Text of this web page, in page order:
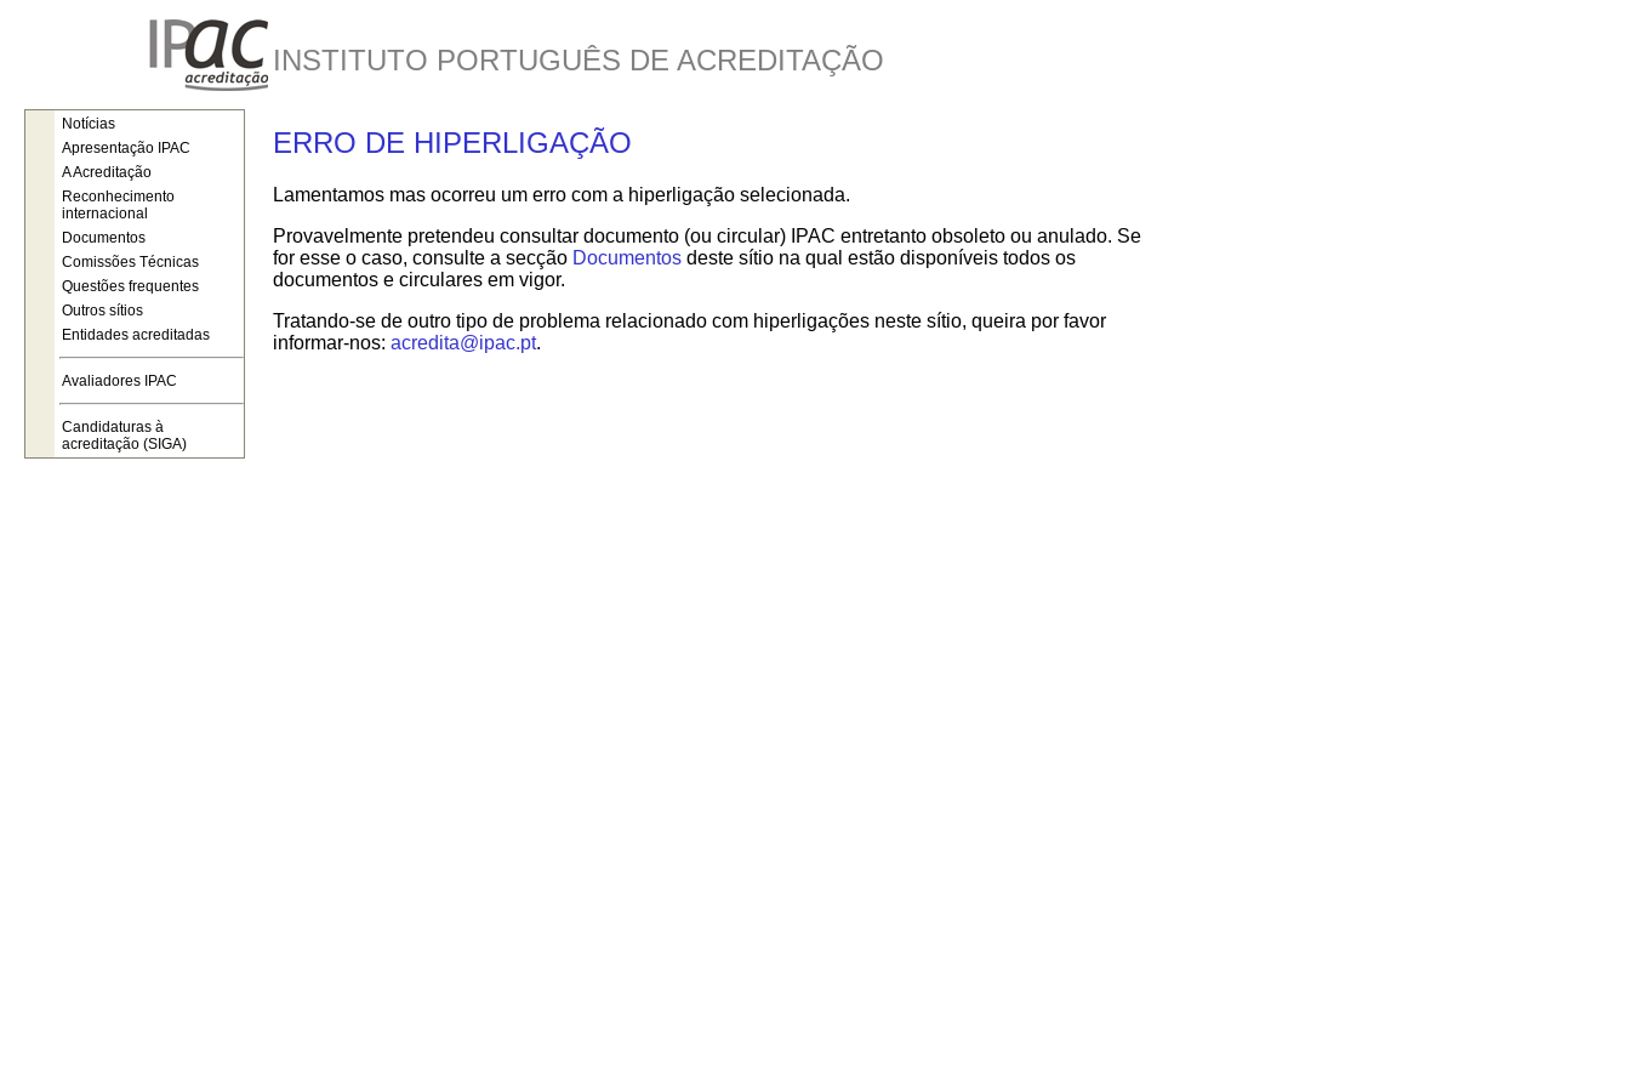
INSTITUTO PORTUGUÊS DE ACREDITAÇÃO
ERRO DE HIPERLIGAÇÃO
Lamentamos mas ocorreu um erro com a hiperligação selecionada.
Provavelmente pretendeu consultar documento (ou circular) IPAC entretanto obsoleto ou anulado. Se
for esse o caso, consulte a secção Documentos deste sítio na qual estão disponíveis todos os
documentos e circulares em vigor.
Tratando-se de outro tipo de problema relacionado com hiperligações neste sítio, queira por favor
informar-nos: acredita@ipac.pt.
Notícias
Apresentação IPAC
A Acreditação
Reconhecimento
internacional
Documentos
Comissões Técnicas
Questões frequentes
Outros sítios
Entidades acreditadas
Avaliadores IPAC
Candidaturas à
acreditação (SIGA)